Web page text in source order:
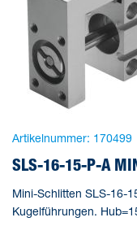
Artikelnummer: 170499
SLS-16-15-P-A
Mini-Schlitten SLS-16-
Kugelführungen.